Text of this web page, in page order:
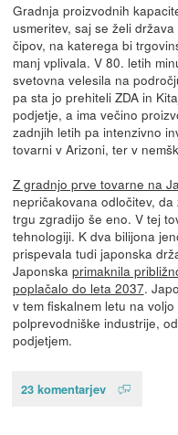
Gradnja proizvodnih
usmeritev, saj se želi
čipov, na katerega bi
manj vplivala. V 80. letih
svetovna velesila na
pa sta jo prehiteli ZDA in
podjetje, a ima večino
zadnjih letih pa intenzivno
tovarni v Arizoni, ter v
Z gradnjo prve tovarne na
nepričakovana odločitev,
trgu zgradijo še eno. V tej
tehnologiji. K dva bilijona
prispevala tudi japonska
Japonska primaknila
poplačalo do leta 2037.
v tem fiskalnem letu na
polprevodniške industrije,
podjetjem.
23 komentarjev